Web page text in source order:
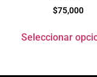
$75,000
Seleccionar